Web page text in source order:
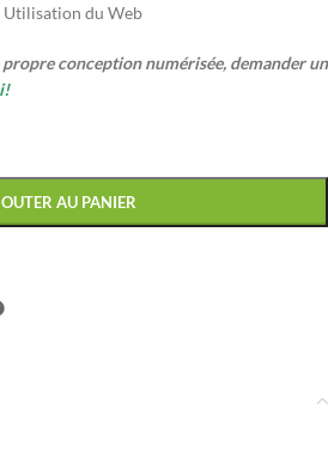
du Web
conception numérisée, demander un
AU PANIER